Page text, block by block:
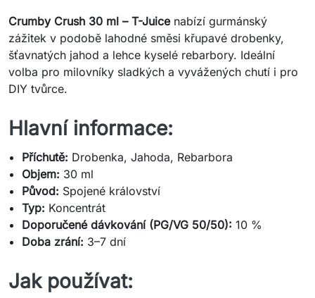
Crumby Crush 30 ml – T-Juicenabízí gurmánský
zážitek v podobě lahodné směsi křupavé drobenky,
šťavnatých jahod a lehce kyselé rebarbory. Ideální
volba pro milovníky sladkých a vyvážených chutí i pro
DIY tvůrce.
Hlavní informace:
Příchutě: Drobenka, Jahoda, Rebarbora
Objem: 30 ml
Původ: Spojené království
Typ: Koncentrát
Doporučené dávkování (PG/VG 50/50): 10 %
Doba zrání: 3–7 dní
Jak používat: